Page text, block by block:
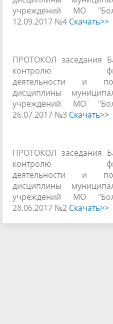
учреждений МО
12.09.2017 №4 Скачать>>
ПРОТОКОЛ заседания
контролю
деятельности и
дисциплины
учреждений МО
26.07.2017 №3 Скачать>>
ПРОТОКОЛ заседания
контролю
деятельности и
дисциплины
учреждений МО
28.06.2017 №2 Скачать>>